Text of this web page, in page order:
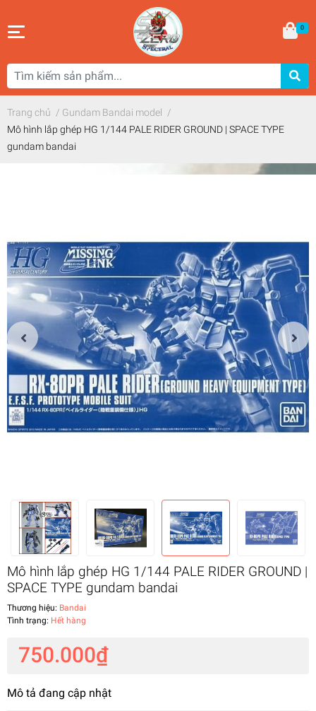
0
Trang chủ / Gundam Bandai model /
Mô hình lắp ghép HG 1/144 PALE RIDER GROUND | SPACE TYPE
gundam bandai
Mô hình lắp ghép HG 1/144 PALE RIDER GROUND |
SPACE TYPE gundam bandai
Thương hiệu: Bandai
Tình trạng: Hết hàng
750.000₫
Mô tả đang cập nhật